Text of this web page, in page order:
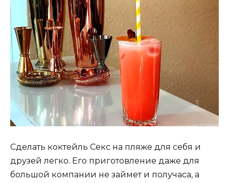
Сделать коктейль Секс на пляже для себя и
друзей легко. Его приготовление даже для
большой компании не займет и получаса, а